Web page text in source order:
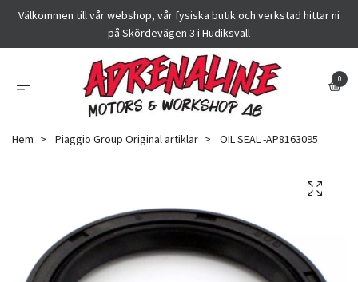
Välkommen till vår webshop, vår fysiska butik och verkstad hittar ni
på Skördevägen 3 i Hudiksvall
0
Hem Piaggio Group Original artiklar OIL SEAL -AP8163095